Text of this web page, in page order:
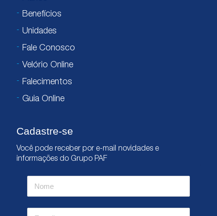
Benefícios
Unidades
Fale Conosco
Velório Online
Falecimentos
Guia Online
Cadastre-se
Você pode receber por e-mail novidades e
informações do Grupo PAF